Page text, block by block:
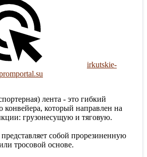
irkutskie-
лента - это гибкий
конвейера, который направлен на
грузонесущую и тяговую.
собой прорезиненную
тросовой основе.